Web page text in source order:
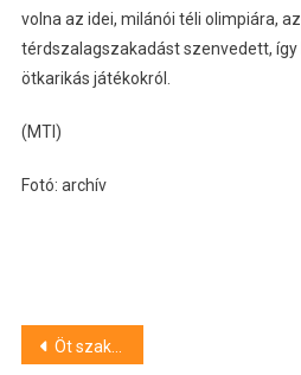
volna az idei, milánói téli olimpiára,
térdszalagszakadást szenvedett,
ötkarikás játékokról.
(MTI)
Fotó: archív
Bejegyzés
Öt szakaszban újul meg a Dorozsmai úti kerékpárút Szegeden